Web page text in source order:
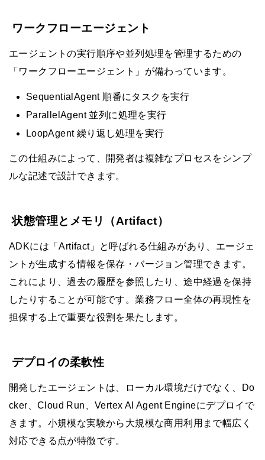
ワークフローエージェント
エージェントの実行順序や並列処理を管理するための
「ワークフローエージェント」が備わっています。
SequentialAgent 順番にタスクを実行
ParallelAgent 並列に処理を実行
LoopAgent 繰り返し処理を実行
この仕組みによって、開発者は複雑なプロセスをシンプ
ルな記述で設計できます。
状態管理とメモリ（Artifact）
ADKには「Artifact」と呼ばれる仕組みがあり、エージェ
ントが生成する情報を保存・バージョン管理できます。
これにより、過去の履歴を参照したり、途中経過を保持
したりすることが可能です。業務フロー全体の再現性を
担保する上で重要な役割を果たします。
デプロイの柔軟性
開発したエージェントは、ローカル環境だけでなく、Do
cker、Cloud Run、Vertex AI Agent Engineにデプロイで
きます。小規模な実験から大規模な商用利用まで幅広く
対応できる点が特徴です。